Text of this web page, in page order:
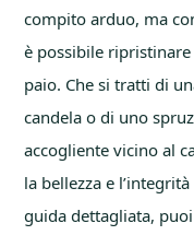
compito arduo, ma
è possibile
paio. Che si tratti di
candela o di uno
accogliente vicino al
la bellezza e
guida dettagliata,